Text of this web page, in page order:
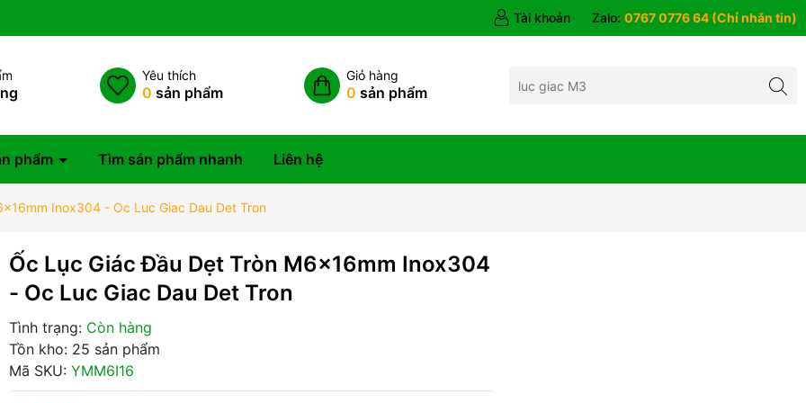
Tài khoản Zalo: 0767 0776 64 (Chỉ nhắn tin)
Yêu thích
0 sản phẩm
Giỏ hàng
0 sản phẩm
phẩm Tìm sản phẩm nhanh Liên hệ
Inox304 - Oc Luc Giac Dau Det Tron
Ốc Lục Giác Đầu Dẹt Tròn M6x16mm Inox304
- Oc Luc Giac Dau Det Tron
Tình trạng: Còn hàng
Tồn kho: 25 sản phẩm
Mã SKU: YMM6I16